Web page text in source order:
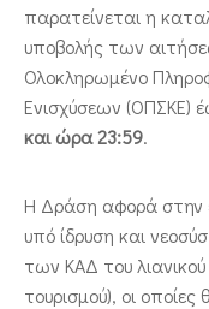
παρατείνεται η
υποβολής των
Ολοκληρωμένο
Ενισχύσεων (ΟΠΣΚΕ)
και ώρα 23:59.
Η Δράση αφορά στην
υπό ίδρυση και
των ΚΑΔ του
τουρισμού), οι